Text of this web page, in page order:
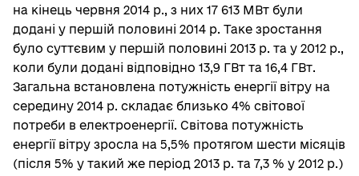
на кінець червня 2014 р., з них 17 613 MВт були
додані у першій половині 2014 р. Таке зростання
було суттєвим у першій половині 2013 р. та у 2012 р.,
коли були додані відповідно 13,9 ГВт та 16,4 ГВт.
Загальна встановлена потужність енергії вітру на
середину 2014 р. складає близько 4% світової
потреби в електроенергії. Світова потужність
енергії вітру зросла на 5,5% протягом шести місяців
(після 5% у такий же період 2013 р. та 7,3 % у 2012 р.)